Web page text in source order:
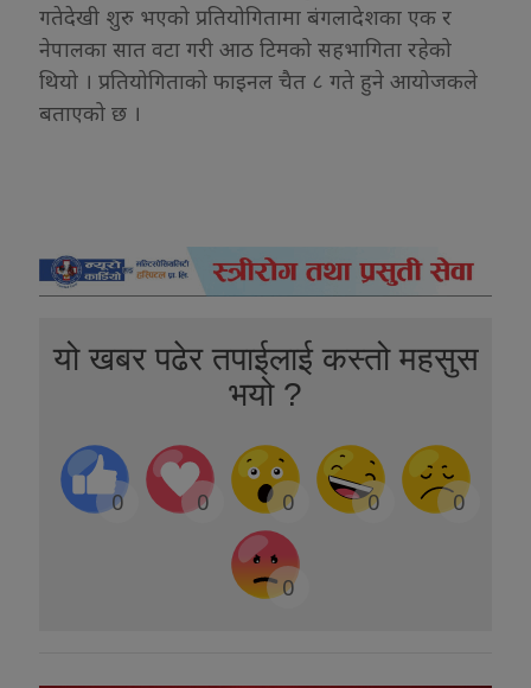
गतेदेखी शुरु भएको प्रतियोगितामा बंगलादेशका एक र
नेपालका सात वटा गरी आठ टिमको सहभागिता रहेको
थियो । प्रतियोगिताको फाइनल चैत ८ गते हुने आयोजकले
बताएको छ ।
यो खबर पढेर तपाईलाई कस्तो महसुस
भयो ?
0 0 0 0 0
0